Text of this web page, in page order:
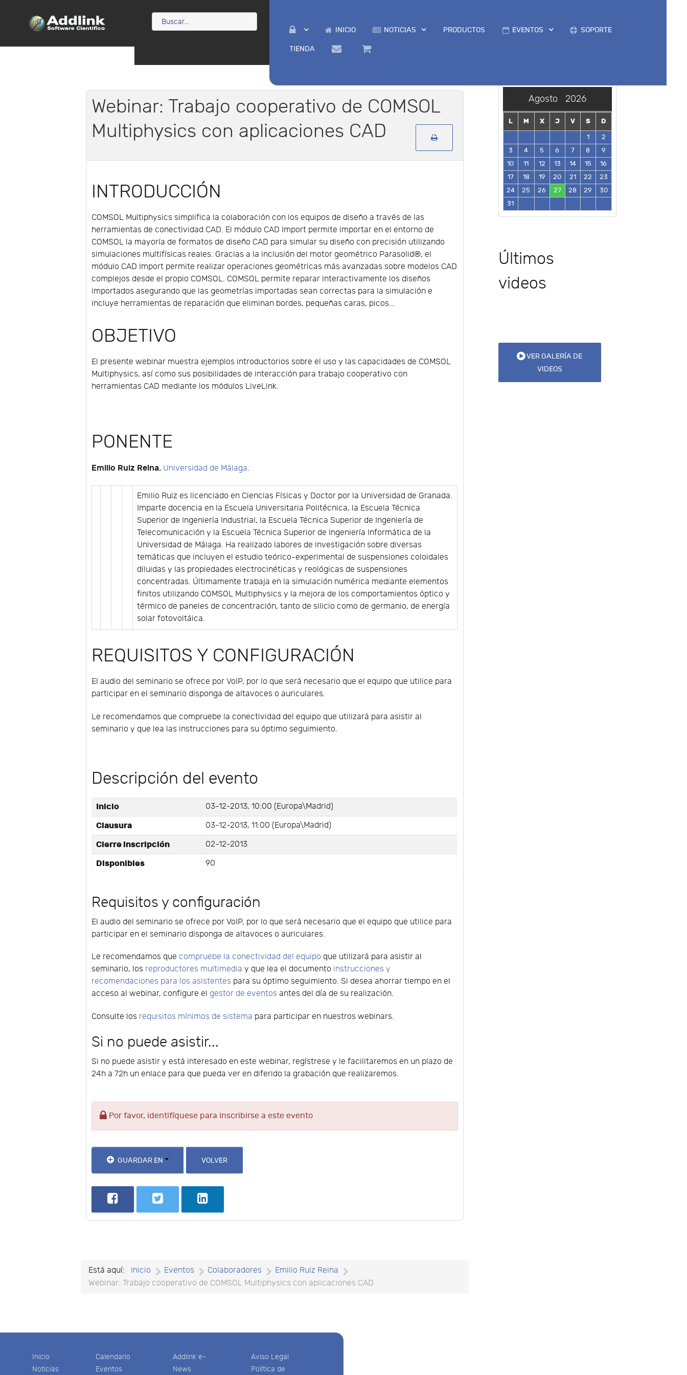
INICIO NOTICIAS PRODUCTOS EVENTOS SOPORTE
TIENDA
Webinar: Trabajo cooperativo de COMSOL
Multiphysics con aplicaciones CAD
INTRODUCCIÓN
COMSOL Multiphysics simplifica la colaboración con los equipos de diseño a través de las
herramientas de conectividad CAD. El módulo CAD Import permite importar en el entorno de
COMSOL la mayoría de formatos de diseño CAD para simular su diseño con precisión utilizando
simulaciones multifísicas reales. Gracias a la inclusión del motor geométrico Parasolid®, el
módulo CAD Import permite realizar operaciones geométricas más avanzadas sobre modelos CAD
complejos desde el propio COMSOL. COMSOL permite reparar interactivamente los diseños
importados asegurando que las geometrías importadas sean correctas para la simulación e
incluye herramientas de reparación que eliminan bordes, pequeñas caras, picos...
OBJETIVO
El presente webinar muestra ejemplos introductorios sobre el uso y las capacidades de COMSOL
Multiphysics, así como sus posibilidades de interacción para trabajo cooperativo con
herramientas CAD mediante los módulos LiveLink.
PONENTE
Emilio Ruiz Reina. Universidad de Málaga.
Emilio Ruiz es licenciado en Ciencias Físicas y Doctor por la Universidad de Granada.
Imparte docencia en la Escuela Universitaria Politécnica, la Escuela Técnica
Superior de Ingeniería Industrial, la Escuela Técnica Superior de Ingeniería de
Telecomunicación y la Escuela Técnica Superior de Ingeniería Informática de la
Universidad de Málaga. Ha realizado labores de investigación sobre diversas
temáticas que incluyen el estudio teórico-experimental de suspensiones coloidales
diluidas y las propiedades electrocinéticas y reológicas de suspensiones
concentradas. Últimamente trabaja en la simulación numérica mediante elementos
finitos utilizando COMSOL Multiphysics y la mejora de los comportamientos óptico y
térmico de paneles de concentración, tanto de silicio como de germanio, de energía
solar fotovoltáica.
REQUISITOS Y CONFIGURACIÓN
El audio del seminario se ofrece por VoIP, por lo que será necesario que el equipo que utilice para
participar en el seminario disponga de altavoces o auriculares.
Le recomendamos que compruebe la conectividad del equipo que utilizará para asistir al
seminario y que lea las instrucciones para su óptimo seguimiento.
Descripción del evento
Inicio 03-12-2013, 10:00 (Europa\Madrid)
Clausura 03-12-2013, 11:00 (Europa\Madrid)
Cierre inscripción 02-12-2013
Disponibles 90
Requisitos y configuración
El audio del seminario se ofrece por VoIP, por lo que será necesario que el equipo que utilice para
participar en el seminario disponga de altavoces o auriculares.
Le recomendamos que compruebe la conectividad del equipo que utilizará para asistir al
seminario, los reproductores multimedia y que lea el documento instrucciones y
recomendaciones para los asistentes para su óptimo seguimiento. Si desea ahorrar tiempo en el
acceso al webinar, configure el gestor de eventos antes del día de su realización.
Consulte los requisitos mínimos de sistema para participar en nuestros webinars.
Si no puede asistir...
Si no puede asistir y está interesado en este webinar, regístrese y le facilitaremos en un plazo de
24h a 72h un enlace para que pueda ver en diferido la grabación que realizaremos.
Por favor, identifíquese para inscribirse a este evento
GUARDAR EN VOLVER
Está aquí: Inicio Eventos Colaboradores
Emilio Ruiz Reina
Webinar: Trabajo cooperativo de COMSOL Multiphysics con aplicaciones CAD
Agosto 2026
L M X J V S
D
1
2
3
4 5 6 7 8
9
10
11 12 13 14 15
16
17
18 19 20 21 22
23
24
25 26 27 28 29
30
31
Últimos
videos
VER GALERÍA DE
VIDEOS
Inicio
Noticias
Calendario
Eventos
Addlink e-
News
Aviso Legal
Política de